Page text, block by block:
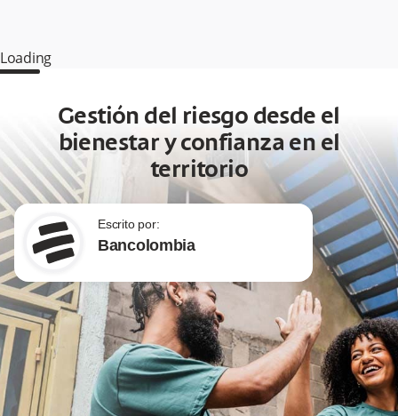
Loading
Gestión del riesgo desde el
bienestar y confianza en el
territorio
Escrito por:
Bancolombia